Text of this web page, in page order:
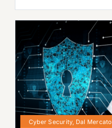
Cyber Security, Dal Mercato